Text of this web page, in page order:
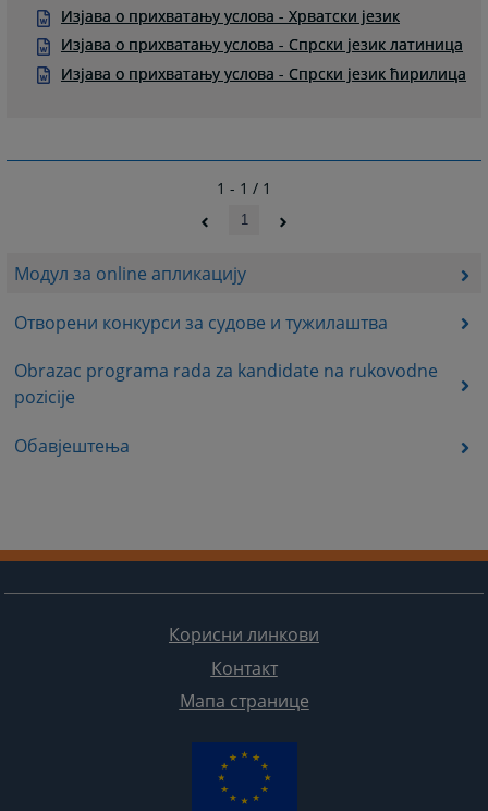
Модул за online апликацију
Отворени конкурси за судове и тужилаштва
Obrazac programa rada za kandidate na rukovodne
pozicije
Обавјештења
Изјава о прихватању услова - Хрватски језик
Изјава о прихватању услова - Спрски језик латиница
Изјава о прихватању услова - Спрски језик ћирилица
1 - 1 / 1
1
Корисни линкови
Контакт
Мапа странице